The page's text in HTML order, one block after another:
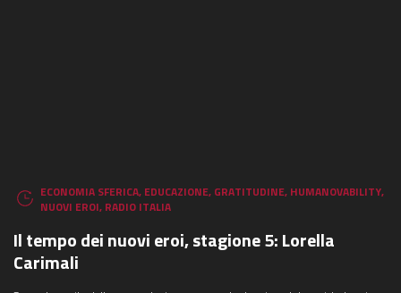
ECONOMIA SFERICA, EDUCAZIONE, GRATITUDINE, HUMANOVABILITY,
NUOVI EROI, RADIO ITALIA
Il tempo dei nuovi eroi, stagione 5: Lorella
Carimali